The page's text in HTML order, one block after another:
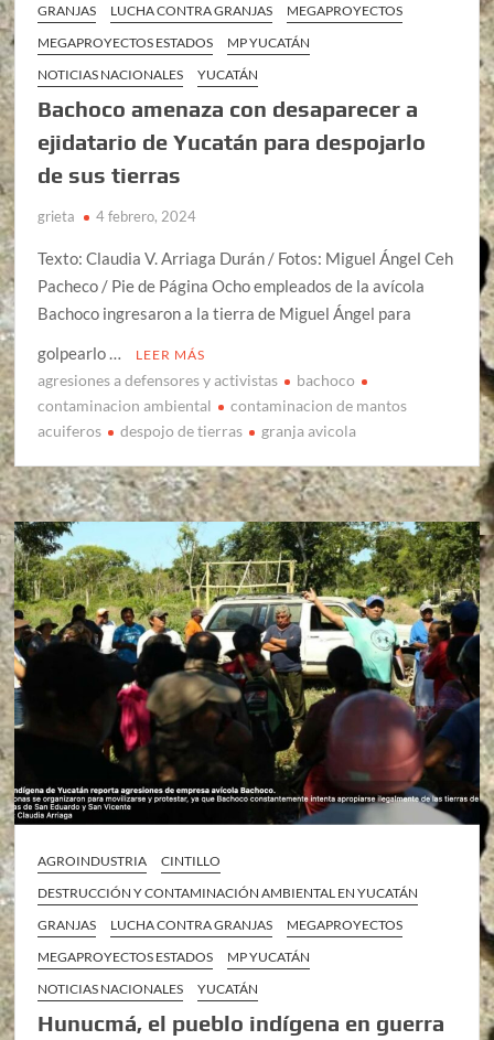
GRANJAS
LUCHA CONTRA GRANJAS
MEGAPROYECTOS
MEGAPROYECTOS ESTADOS
MP YUCATÁN
NOTICIAS NACIONALES
YUCATÁN
Bachoco amenaza con desaparecer a
ejidatario de Yucatán para despojarlo
de sus tierras
grieta 4 febrero, 2024
Texto: Claudia V. Arriaga Durán / Fotos: Miguel Ángel Ceh
Pacheco / Pie de Página Ocho empleados de la avícola
Bachoco ingresaron a la tierra de Miguel Ángel para
golpearlo …
LEER MÁS
agresiones a defensores y activistas
bachoco
contaminacion ambiental
contaminacion de mantos
acuiferos
despojo de tierras granja avicola
AGROINDUSTRIA
CINTILLO
DESTRUCCIÓN Y CONTAMINACIÓN AMBIENTAL EN YUCATÁN
GRANJAS
LUCHA CONTRA GRANJAS
MEGAPROYECTOS
MEGAPROYECTOS ESTADOS
MP YUCATÁN
NOTICIAS NACIONALES
YUCATÁN
Hunucmá, el pueblo indígena en guerra